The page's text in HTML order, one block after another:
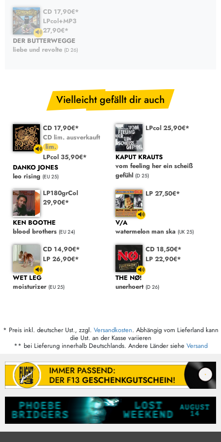
CD 17,90€*
LPcol+MP3
27,90€*
DER BUTTERWEGGE
liebe und revolte (D 26)
Vielleicht gefällt dir auch
CD 17,90€*
CD lim. ausverkauft
LPcol 35,90€*
DANKO JONES
leo rising (EU 25)
LPcol 25,90€*
KAPUT KRAUTS
vom feeling her ein scheiß
gefühl (D 25)
LP180grCol
29,90€*
KEN BOOTHE
blood brothers (EU 24)
LP 27,50€*
V/A
watermelon man ska (UK 25)
CD 14,90€*
LP 26,90€*
WET LEG
moisturizer (EU 25)
CD 18,50€*
LP 22,90€*
THE NØ!
unerhoert (D 26)
* Preis inkl. deutscher Ust., zzgl. Versandkosten. Abhängig vom Lieferland kann
die Ust. an der Kasse variieren
** bei Lieferung innerhalb Deutschlands. Andere Länder siehe Versand